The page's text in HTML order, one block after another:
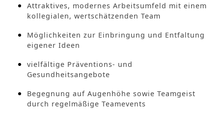
Attraktives, modernes Arbeitsumfeld mit einem
kollegialen, wertschätzenden Team
Möglichkeiten zur Einbringung und Entfaltung
eigener Ideen
vielfältige Präventions- und
Gesundheitsangebote
Begegnung auf Augenhöhe sowie Teamgeist
durch regelmäßige Teamevents